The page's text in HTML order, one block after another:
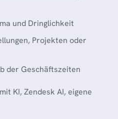
und Dringlichkeit
Projekten oder
der Geschäftszeiten
KI, Zendesk AI, eigene